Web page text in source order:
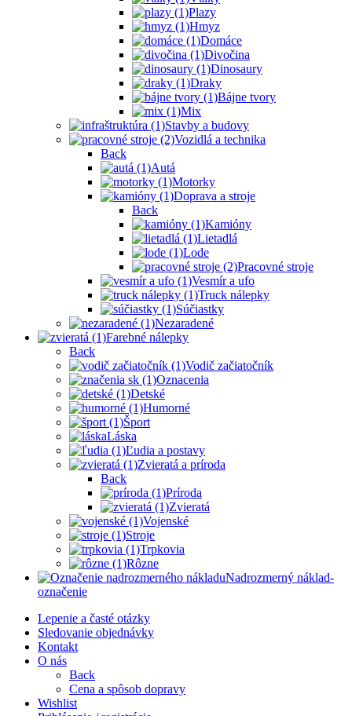
Plazy
Hmyz
Domáce
Divočina
Dinosaury
Draky
Bájne tvory
Mix
Stavby a budovy
Vozidlá a technika
Back
Autá
Motorky
Doprava a stroje
Back
Kamióny
Lietadlá
Lode
Pracovné stroje
Vesmír a ufo
Truck nálepky
Súčiastky
Nezaradené
Farebné nálepky
Back
Vodič začiatočník
Oznacenia
Detské
Humorné
Šport
Láska
Ľudia a postavy
Zvieratá a príroda
Back
Príroda
Zvieratá
Vojenské
Stroje
Trpkovia
Rôzne
Nadrozmerný náklad-
označenie
Lepenie a časté otázky
Sledovanie objednávky
Kontakt
O nás
Back
Cena a spôsob dopravy
Wishlist